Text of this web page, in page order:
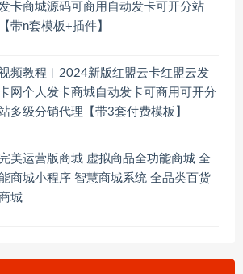
卡商城源码可商用自动发卡可开分站
【带n套模板+插件】
频教程︱2024新版红盟云卡红盟云发
网个人发卡商城自动发卡可商用可开分
多级分销代理【带3套付费模板】
完美运营版商城 虚拟商品全功能商城 全
商城小程序 智慧商城系统 全品类百货
商城